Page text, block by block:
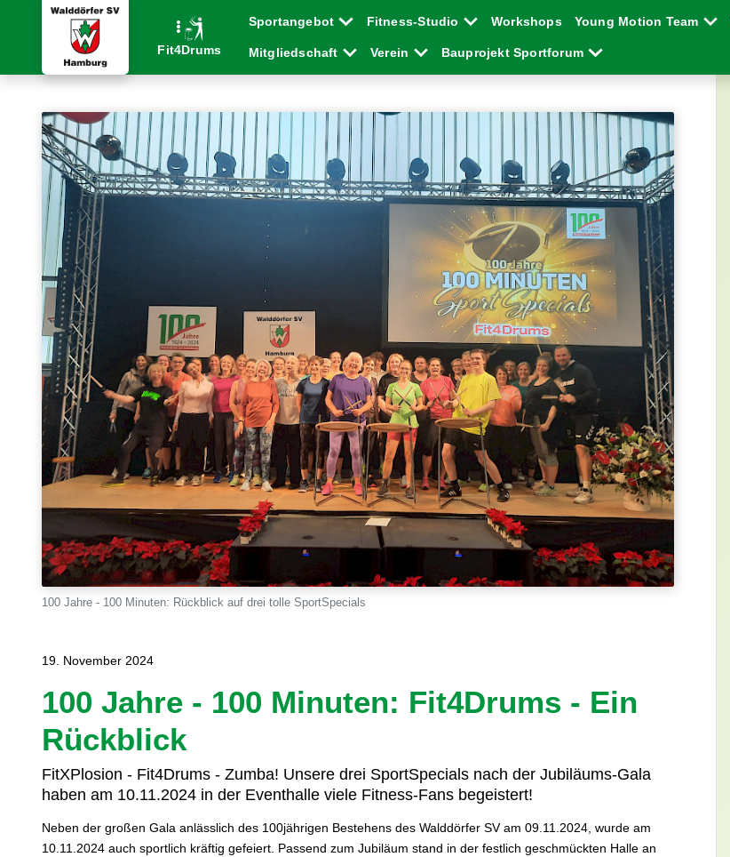
Fit4Drums
Sportangebot Fitness-Studio Workshops Young Motion Team
Mitgliedschaft Verein Bauprojekt Sportforum
100 Jahre - 100 Minuten: Rückblick auf drei tolle SportSpecials
19. November 2024
100 Jahre - 100 Minuten: Fit4Drums - Ein
Rückblick
FitXPlosion - Fit4Drums - Zumba! Unsere drei SportSpecials nach der Jubiläums-Gala
haben am 10.11.2024 in der Eventhalle viele Fitness-Fans begeistert!
Neben der großen Gala anlässlich des 100jährigen Bestehens des Walddörfer SV am 09.11.2024, wurde am
10.11.2024 auch sportlich kräftig gefeiert. Passend zum Jubiläum stand in der festlich geschmückten Halle an